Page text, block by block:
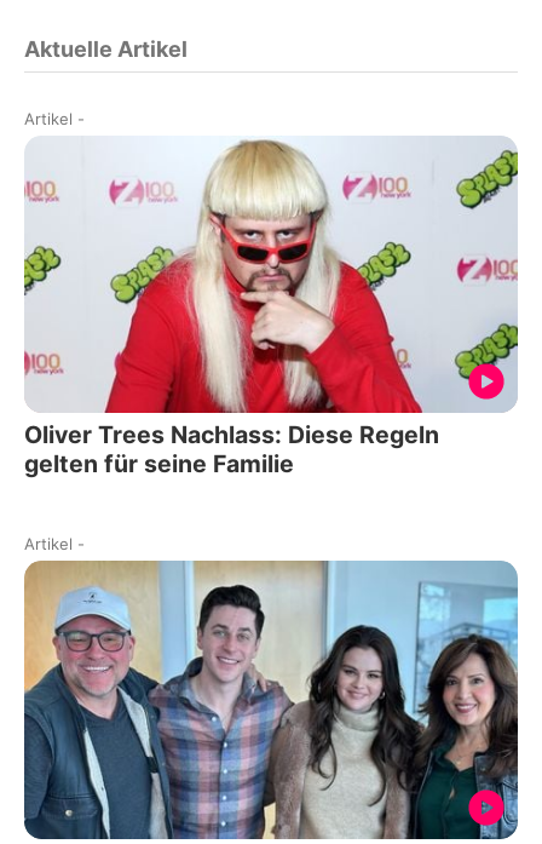
Aktuelle Artikel
Artikel -
Oliver Trees Nachlass: Diese Regeln
gelten für seine Familie
Artikel -